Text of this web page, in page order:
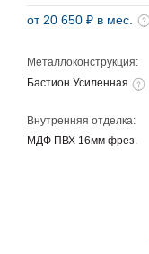
Металлоконструкция:
Бастион Усиленная
Внутренняя отделка:
МДФ ПВХ 16мм фрез.
от 20 650 ₽ в мес.